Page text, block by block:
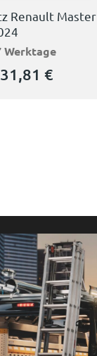
Renault Master
Werktage
€